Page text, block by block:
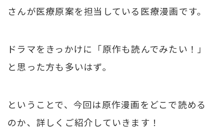
さんが医療原案を担当している医療漫画です。
ドラマをきっかけに「原作も読んでみたい！」
と思った方も多いはず。
ということで、今回は原作漫画をどこで読める
のか、詳しくご紹介していきます！